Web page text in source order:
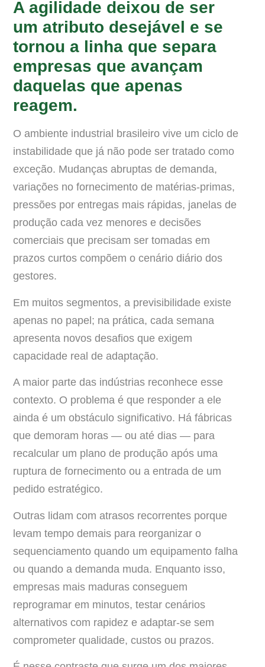
A agilidade deixou de ser
um atributo desejável e se
tornou a linha que separa
empresas que avançam
daquelas que apenas
reagem.
O ambiente industrial brasileiro vive um ciclo de
instabilidade que já não pode ser tratado como
exceção. Mudanças abruptas de demanda,
variações no fornecimento de matérias-primas,
pressões por entregas mais rápidas, janelas de
produção cada vez menores e decisões
comerciais que precisam ser tomadas em
prazos curtos compõem o cenário diário dos
gestores.
Em muitos segmentos, a previsibilidade existe
apenas no papel; na prática, cada semana
apresenta novos desafios que exigem
capacidade real de adaptação.
A maior parte das indústrias reconhece esse
contexto. O problema é que responder a ele
ainda é um obstáculo significativo. Há fábricas
que demoram horas — ou até dias — para
recalcular um plano de produção após uma
ruptura de fornecimento ou a entrada de um
pedido estratégico.
Outras lidam com atrasos recorrentes porque
levam tempo demais para reorganizar o
sequenciamento quando um equipamento falha
ou quando a demanda muda. Enquanto isso,
empresas mais maduras conseguem
reprogramar em minutos, testar cenários
alternativos com rapidez e adaptar-se sem
comprometer qualidade, custos ou prazos.